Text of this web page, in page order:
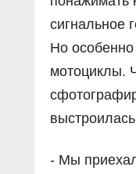
сигнальное
Но
мотоциклы.
- Мы